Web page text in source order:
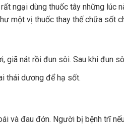
ngại dùng thuốc tây những lúc
một vị thuốc thay thế chữa sốt
giã nát rồi đun sôi. Sau khi đun
thái dương để hạ sốt.
và đau đớn. Người bị bệnh trĩ